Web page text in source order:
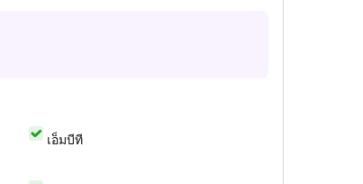
เอ็มบีที